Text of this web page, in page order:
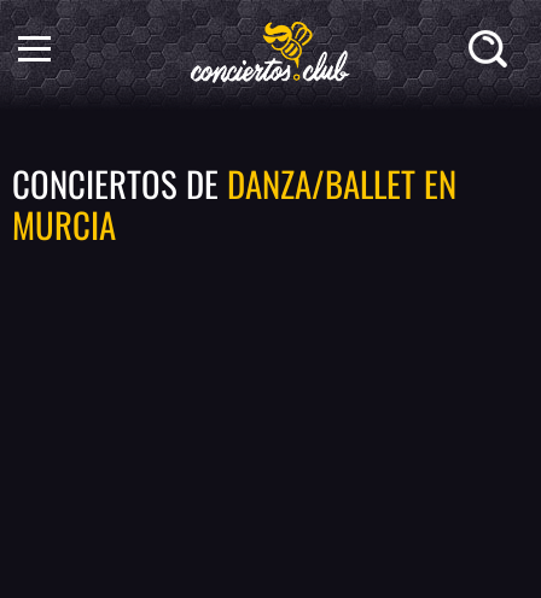
CONCIERTOS DE DANZA/BALLET EN
MURCIA